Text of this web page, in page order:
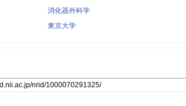
消化器外科学
東京大学